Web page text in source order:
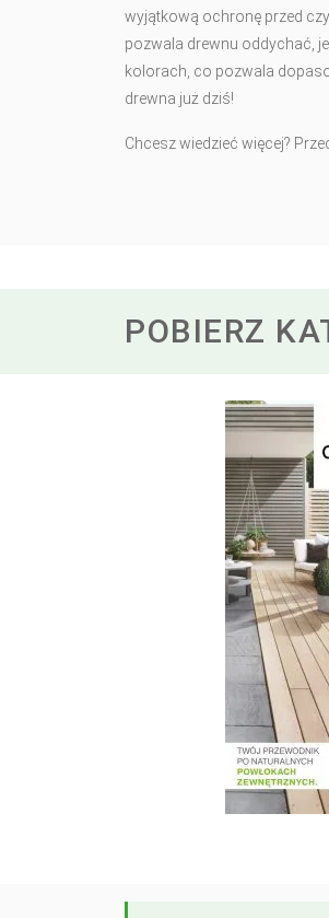
wyjątkową ochronę przed
pozwala drewnu oddychać,
kolorach, co pozwala
drewna już dziś!
Chcesz wiedzieć więcej?
POBIERZ